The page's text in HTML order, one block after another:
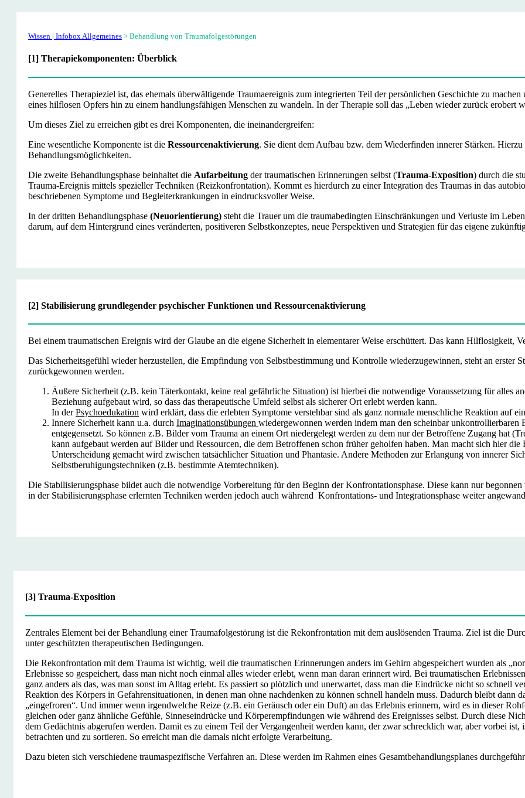
Wissen | Infobox Allgemeines > Behandlung von Traumafolgestörungen
[1] Therapiekomponenten: Überblick
Generelles Therapieziel ist, das ehemals überwältigende Traumaereignis zum integrierten Teil der persönlichen Geschichte zu
eines hilflosen Opfers hin zu einem handlungsfähigen Menschen zu wandeln. In der Therapie soll das „Leben wieder zurück erobert
Um dieses Ziel zu erreichen gibt es drei Komponenten, die ineinandergreifen:
Eine wesentliche Komponente ist die Ressourcenaktivierung. Sie dient dem Aufbau bzw. dem Wiederfinden innerer Stärken.
Behandlungsmöglichkeiten.
Die zweite Behandlungsphase beinhaltet die Aufarbeitung der traumatischen Erinnerungen selbst (Trauma-Exposition) durch die
Trauma-Ereignis mittels spezieller Techniken (Reizkonfrontation). Kommt es hierdurch zu einer Integration des Traumas in das
beschriebenen Symptome und Begleiterkrankungen in eindrucksvoller Weise.
In der dritten Behandlungsphase (Neuorientierung) steht die Trauer um die traumabedingten Einschränkungen und Verluste im
darum, auf dem Hintergrund eines veränderten, positiveren Selbstkonzeptes, neue Perspektiven und Strategien für das eigene
[2] Stabilisierung grundlegender psychischer Funktionen und Ressourcenaktivierung
Bei einem traumatischen Ereignis wird der Glaube an die eigene Sicherheit in elementarer Weise erschüttert. Das kann Hilflosigkeit,
Das Sicherheitsgefühl wieder herzustellen, die Empfindung von Selbstbestimmung und Kontrolle wiederzugewinnen, steht an erster
zurückgewonnen werden.
Äußere Sicherheit (z.B. kein Täterkontakt, keine real gefährliche Situation) ist hierbei die notwendige Voraussetzung für alles
Beziehung aufgebaut wird, so dass das therapeutische Umfeld selbst als sicherer Ort erlebt werden kann.
In derPsychoedukation wird erklärt, dass die erlebten Symptome verstehbar sind als ganz normale menschliche Reaktion auf
Innere Sicherheit kann u.a. durch Imaginationsübungen wiedergewonnen werden indem man den scheinbar unkontrollierbaren
entgegensetzt. So können z.B. Bilder vom Trauma an einem Ort niedergelegt werden zu dem nur der Betroffene Zugang hat
kann aufgebaut werden auf Bilder und Ressourcen, die dem Betroffenen schon früher geholfen haben. Man macht sich hier
Unterscheidung gemacht wird zwischen tatsächlicher Situation und Phantasie. Andere Methoden zur Erlangung von innerer
Selbstberuhigungstechniken (z.B. bestimmte Atemtechniken).
Die Stabilisierungsphase bildet auch die notwendige Vorbereitung für den Beginn der Konfrontationsphase. Diese kann nur
in der Stabilisierungsphase erlernten Techniken werden jedoch auch während Konfrontations- und Integrationsphase weiter
[3] Trauma-Exposition
Zentrales Element bei der Behandlung einer Traumafolgestörung ist die Rekonfrontation mit dem auslösenden Trauma. Ziel ist die
unter geschützten therapeutischen Bedingungen.
Die Rekonfrontation mit dem Trauma ist wichtig, weil die traumatischen Erinnerungen anders im Gehirn abgespeichert wurden als
Erlebnisse so gespeichert, dass man nicht noch einmal alles wieder erlebt, wenn man daran erinnert wird. Bei traumatischen
ganz anders als das, was man sonst im Alltag erlebt. Es passiert so plötzlich und unerwartet, dass man die Eindrücke nicht so schnell
Reaktion des Körpers in Gefahrensituationen, in denen man ohne nachdenken zu können schnell handeln muss. Dadurch bleibt dann
„eingefroren“. Und immer wenn irgendwelche Reize (z.B. ein Geräusch oder ein Duft) an das Erlebnis erinnern, wird es in dieser
gleichen oder ganz ähnliche Gefühle, Sinneseindrücke und Körperempfindungen wie während des Ereignisses selbst. Durch diese
dem Gedächtnis abgerufen werden. Damit es zu einem Teil der Vergangenheit werden kann, der zwar schrecklich war, aber vorbei ist,
betrachten und zu sortieren. So erreicht man die damals nicht erfolgte Verarbeitung.
Dazu bieten sich verschiedene traumaspezifische Verfahren an. Diese werden im Rahmen eines Gesamtbehandlungsplanes